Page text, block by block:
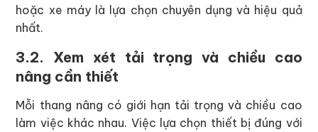
hoặc xe máy là lựa chọn chuyên dụng và hiệu quả
nhất.
3.2. Xem xét tải trọng và chiều cao
nâng cần thiết
Mỗi thang nâng có giới hạn tải trọng và chiều cao
làm việc khác nhau. Việc lựa chọn thiết bị đúng với